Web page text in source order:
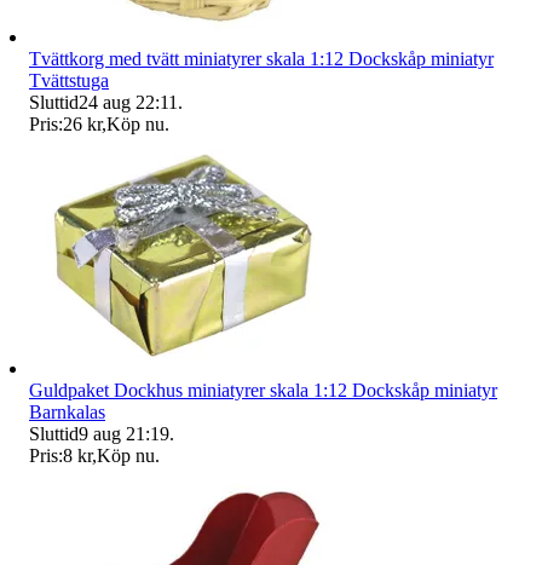
Tvättkorg med tvätt miniatyrer skala 1:12 Dockskåp miniatyr
Tvättstuga
Sluttid24 aug 22:11 .
Pris:26 kr,Köp nu.
Guldpaket Dockhus miniatyrer skala 1:12 Dockskåp miniatyr
Barnkalas
Sluttid9 aug 21:19.
Pris:8 kr,Köp nu.